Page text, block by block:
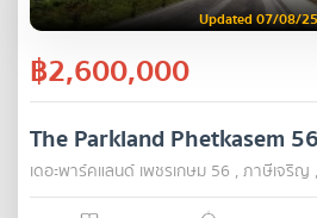
Updated 07/08/
฿2,600,000
The Parkland Phetkasem 56
เดอะพาร์คแลนด์ เพชรเกษม 56 , ภาษีเจริญ